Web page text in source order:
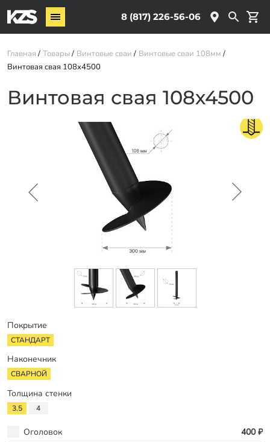
8 (817) 226-56-06
Винтовые сваи
Комплектующие
Услуги
О компании
Доставка
Заказать звонок
Главная Товары Винтовые сваи
Винтовые сваи 108мм
Винтовая свая 108х4500
Винтовая свая 108х4500
Покрытие
СТАНДАРТ
Наконечник
СВАРНОЙ
Толщина стенки
3.5 4
Оголовок 400 ₽